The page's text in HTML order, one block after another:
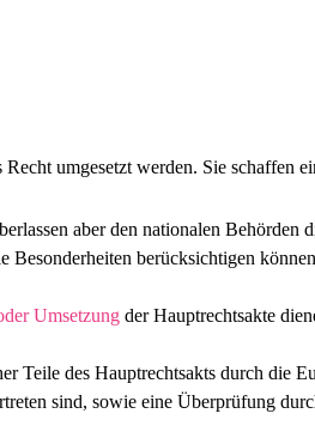
umgesetzt werden. Sie schaffen
aber den nationalen Behörden
berücksichtigen
Umsetzung der Hauptrechtsakte
Teile des Hauptrechtsakts durch die
sind, sowie eine Überprüfung